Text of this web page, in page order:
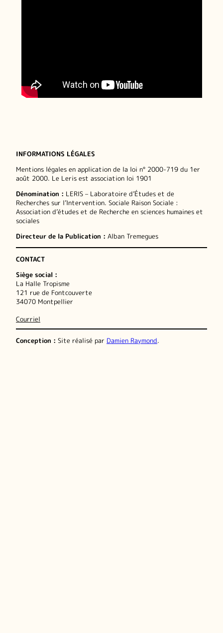
INFORMATIONS LÉGALES
Mentions légales en application de la loi n° 2000-719 du 1er
août 2000. Le Leris est association loi 1901
Dénomination : LERIS – Laboratoire d’Études et de
Recherches sur l’Intervention. Sociale Raison Sociale :
Association d’études et de Recherche en sciences humaines et
sociales
Directeur de la Publication : Alban Tremegues
CONTACT
Siège social :
La Halle Tropisme
121 rue de Fontcouverte
34070 Montpellier
Courriel
Conception : Site réalisé par Damien Raymond.